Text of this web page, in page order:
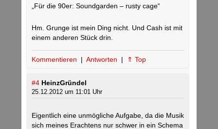
„Für die 90er: Soundgarden – rusty cage“
Hm. Grunge ist mein Ding nicht. Und Cash ist mit
einem anderen Stück drin.
Kommentieren | Antworten | ⇑ Top
#4 HeinzGründel
25.12.2012 um 11:01 Uhr
Eigentlich eine unmögliche Aufgabe, da die Musik
sich meines Erachtens nur schwer in ein Schema